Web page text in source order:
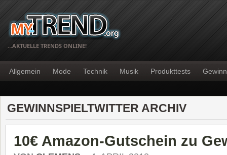
…AKTUELLE TRENDS ONLINE!
Allgemein Mode Technik Musik Produkttests
GEWINNSPIELTWITTER ARCHIV
10€ Amazon-Gutschein zu